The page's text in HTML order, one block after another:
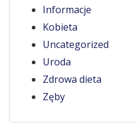
Informacje
Kobieta
Uncategorized
Uroda
Zdrowa dieta
Zęby